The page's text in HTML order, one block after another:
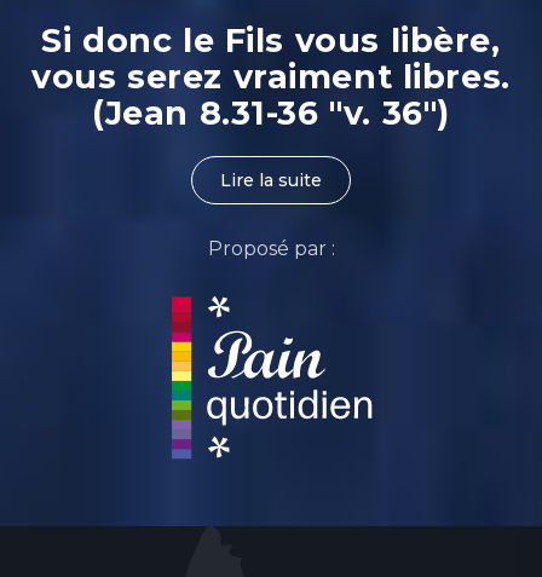
Si donc le Fils vous libère,
vous serez vraiment libres.
(Jean 8.31-36 "v. 36")
Lire la suite
Proposé par :